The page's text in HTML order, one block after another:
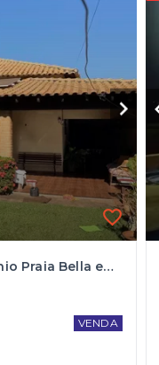
Rancho para Venda Condomínio Praia Bella em Buritama
VENDA